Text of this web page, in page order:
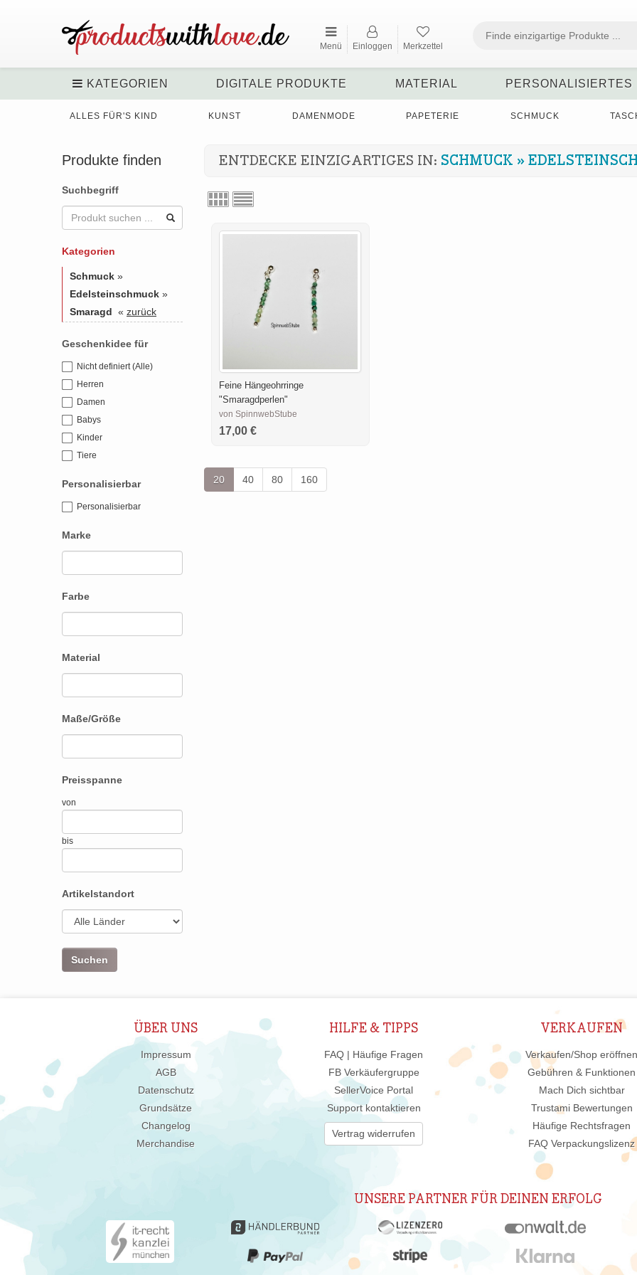
Menü Einloggen Merkzettel
KATEGORIEN DIGITALE PRODUKTE MATERIAL PERSONALISIERTES
ALLES FÜR'S KIND KUNST DAMENMODE PAPETERIE SCHMUCK
Produkte finden
Suchbegriff
Kategorien
Schmuck »
Edelsteinschmuck »
Smaragd « zurück
Geschenkidee für
Nicht definiert (Alle)
Herren
Damen
Babys
Kinder
Tiere
Personalisierbar
Personalisierbar
Marke
Farbe
Material
Maße/Größe
Preisspanne
von
bis
Artikelstandort
ENTDECKE EINZIGARTIGES IN: SCHMUCK »
Feine Hängeohrringe
"Smaragdperlen"
von SpinnwebStube
17,00 €
20 40 80 160
ÜBER UNS
Impressum
AGB
Datenschutz
Grundsätze
Changelog
Merchandise
HILFE & TIPPS
FAQ | Häufige Fragen
FB Verkäufergruppe
SellerVoice Portal
Support kontaktieren
Vertrag widerrufen
VERKAUFEN
Verkaufen/Shop
Gebühren & Funktionen
Mach Dich sichtbar
Trustami Bewertungen
Häufige Rechtsfragen
FAQ Verpackungslizenz
UNSERE PARTNER FÜR DEINEN ERFOLG